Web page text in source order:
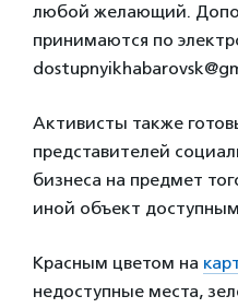
любой желающий.
принимаются по
Активисты также
представителей
бизнеса на предмет
иной объект
Красным цветом на
недоступные места,